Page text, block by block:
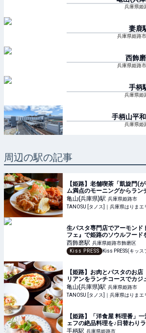
兵庫県姫
妻鹿
兵庫県姫路
西飾磨
兵庫県姫路
手柄
兵庫県姫
手柄山平
兵庫県姫
周辺の駅の記事
【姫路】老舗喫茶「凱旋門(
ム満点のモーニングからラン
亀山(兵庫県)駅 兵庫県姫路市
TANOSU [タノス]｜兵庫県はりまエ
生パスタ専門店でアーモンド
フェ』で姫路のソウルフード
西飾磨駅 兵庫県姫路市飾磨区
Kiss PRESS
【姫路】お肉とパスタのお
リアンをランチコースでカジ
亀山(兵庫県)駅 兵庫県姫路市
TANOSU [タノス]｜兵庫県はりまエ
【姫路】「洋食屋 料理番」
ェフの絶品料理を♪日替わり
手柄駅 兵庫県姫路市